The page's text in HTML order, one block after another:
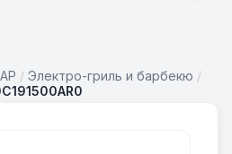
/ Электро-гриль и барбекю /